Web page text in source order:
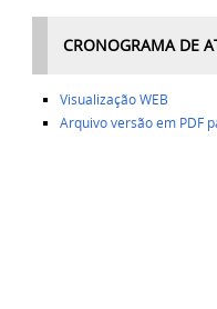
CRONOGRAMA DE
Visualização WEB
Arquivo versão em PDF